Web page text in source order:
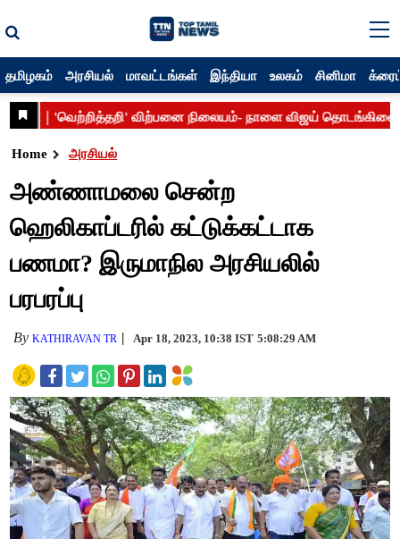
தமிழகம் அரசியல் மாவட்டங்கள் இந்தியா உலகம் சினிமா
Home அரசியல்
அண்ணாமலை சென்ற
ஹெலிகாப்டரில் கட்டுக்கட்டாக
பணமா? இருமாநில அரசியலில்
பரபரப்பு
ByKATHIRAVAN TR Apr 18, 2023, 10:38 IST 5:08:29 AM